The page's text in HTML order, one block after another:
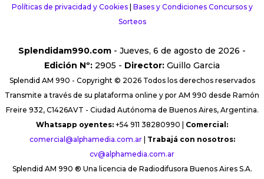
Políticas de privacidad y Cookies| Bases y Condiciones Concursos y
Sorteos
Splendidam990.com - Jueves, 6 de agosto de 2026 -
Edición Nº: 2905 - Director: Guillo Garcia
Splendid AM 990 - Copyright © 2026 Todos los derechos reservados
Transmite a través de su plataforma online y por AM 990 desde Ramón
Freire 932, C1426AVT - Ciudad Autónoma de Buenos Aires, Argentina.
Whatsapp oyentes: +54 911 38280990 | Comercial:
comercial@alphamedia.com.ar| Trabajá con nosotros:
cv@alphamedia.com.ar
Splendid AM 990 ® Una licencia de Radiodifusora Buenos Aires S.A.